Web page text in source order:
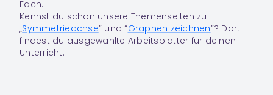
Fach.
Kennst du schon unsere Themenseiten zu
„Symmetrieachse” und “Graphen zeichnen”? Dort
findest du ausgewählte Arbeitsblätter für deinen
Unterricht.